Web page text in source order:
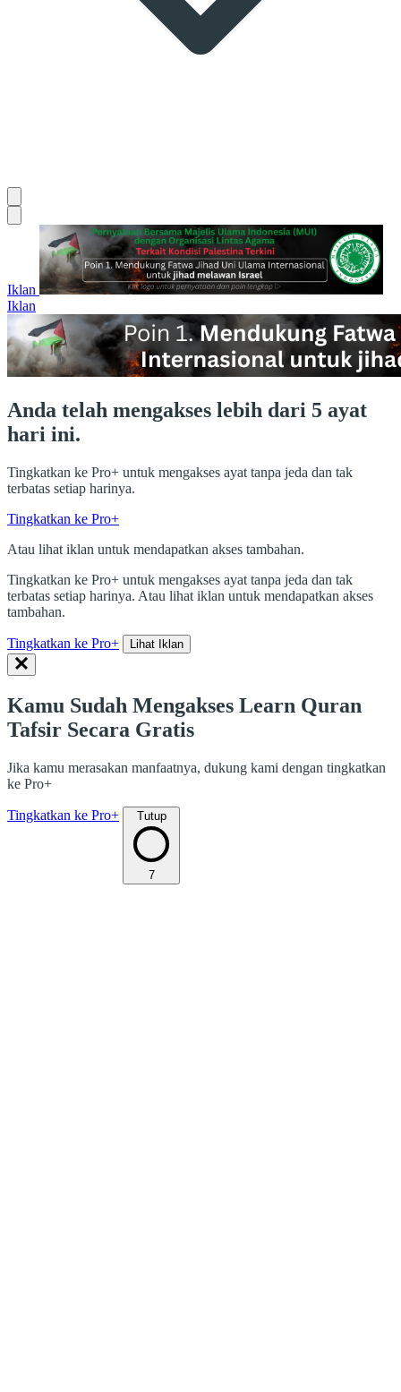
Iklan
Iklan
Anda telah mengakses lebih dari 5 ayat
hari ini.
Tingkatkan ke Pro+ untuk mengakses ayat tanpa jeda dan tak
terbatas setiap harinya.
Tingkatkan ke Pro+
Atau lihat iklan untuk mendapatkan akses tambahan.
Tingkatkan ke Pro+ untuk mengakses ayat tanpa jeda dan tak
terbatas setiap harinya. Atau lihat iklan untuk mendapatkan akses
tambahan.
Tingkatkan ke Pro+ Lihat Iklan
Kamu Sudah Mengakses Learn Quran
Tafsir Secara Gratis
Jika kamu merasakan manfaatnya, dukung kami dengan tingkatkan
ke Pro+
Tingkatkan ke Pro+ Tutup
7